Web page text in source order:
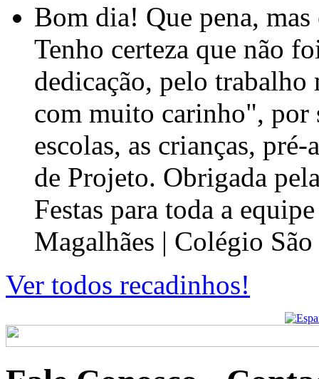
Bom dia! Que pena,
Tenho certeza que não
dedicação, pelo
com muito carinho", por
escolas, as crianças, pré-
de Projeto. Obrigada
Festas para toda a
Magalhães | Colégio
Ver todos recadinhos!